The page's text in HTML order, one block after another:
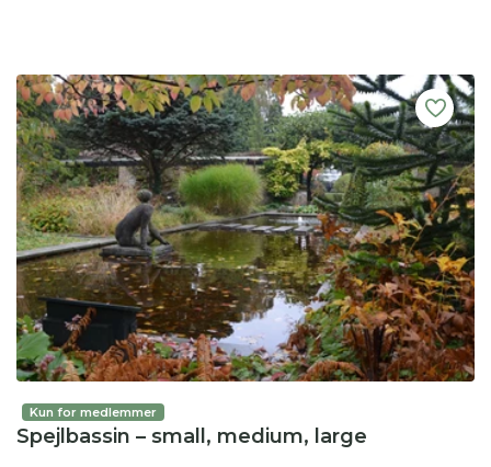
Kun for medlemmer
Spejlbassin – small, medium, large